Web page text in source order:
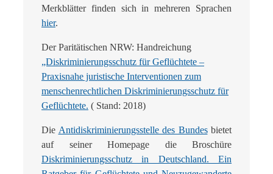
Merkblätter finden sich in mehreren Sprachen
hier.
Der Paritätischen NRW: Handreichung
„Diskriminierungsschutz für Geflüchtete –
Praxisnahe juristische Interventionen zum
menschenrechtlichen Diskriminierungsschutz für
Geflüchtete. ( Stand: 2018)
Die Antidiskriminierungsstelle des Bundesbietet
auf seiner Homepage die Broschüre
Diskriminierungsschutz in Deutschland. Ein